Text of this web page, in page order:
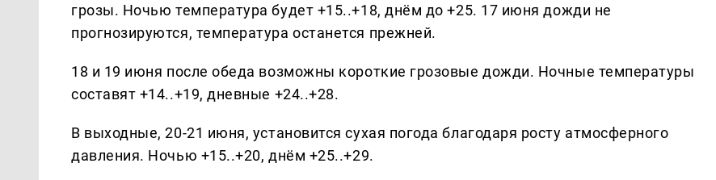
грозы. Ночью температура будет +15..+18, днём до +25. 17 июня дожди не
прогнозируются, температура останется прежней.
18 и 19 июня после обеда возможны короткие грозовые дожди. Ночные температуры
составят +14..+19, дневные +24..+28.
В выходные, 20-21 июня, установится сухая погода благодаря росту атмосферного
давления. Ночью +15..+20, днём +25..+29.